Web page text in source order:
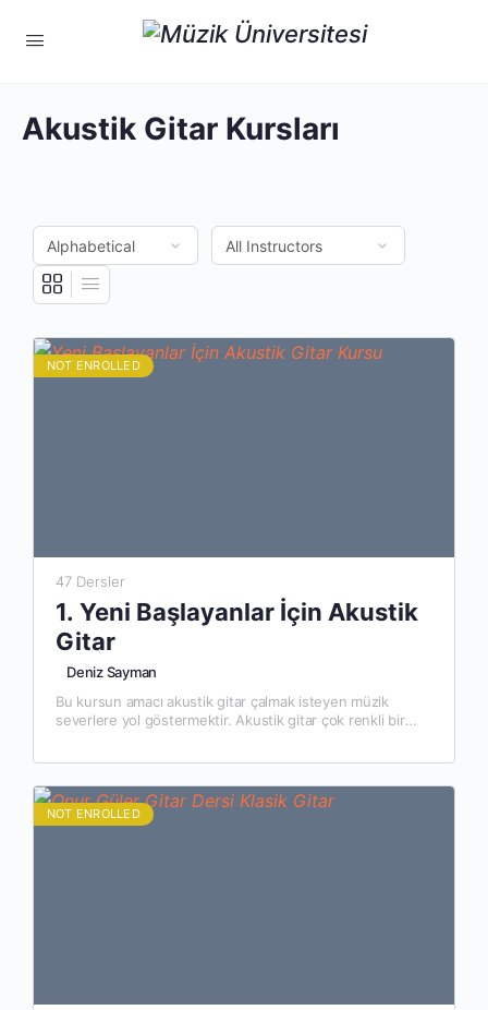
Akustik Gitar Kursları
NOT ENROLLED
47 Dersler
1. Yeni Başlayanlar İçin Akustik
Gitar
Deniz Sayman
Bu kursun amacı akustik gitar çalmak isteyen müzik
severlere yol göstermektir. Akustik gitar çok renkli bir
NOT ENROLLED